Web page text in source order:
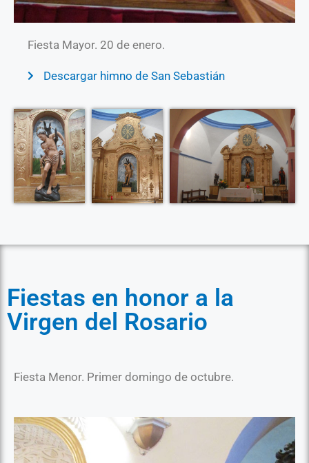
Fiesta Mayor. 20 de enero.
Descargar himno de San Sebastián
Fiestas en honor a la
Virgen del Rosario
Fiesta Menor. Primer domingo de octubre.